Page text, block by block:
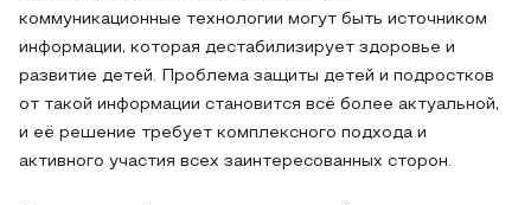
коммуникационные технологии могут быть источником
информации, которая дестабилизирует здоровье и
развитие детей. Проблема защиты детей и подростков
от такой информации становится всё более актуальной,
и её решение требует комплексного подхода и
активного участия всех заинтересованных сторон.